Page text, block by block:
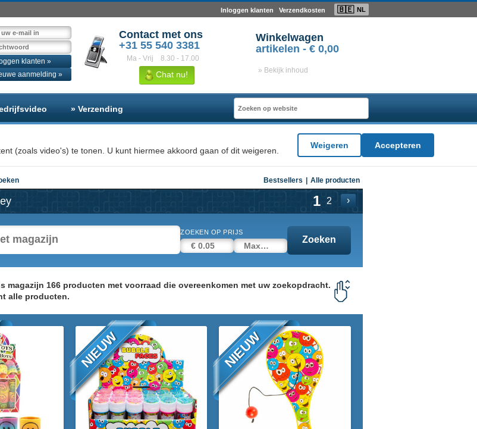
Inloggen klanten Verzendkosten 🇧🇪 NL
klanten »
aanmelding »
Contact met ons
+31 55 540 3381
Ma - Vrij 8.30 - 17.00
Chat nu!
Winkelwagen
artikelen - € 0,00
» Bekijk inhoud
» Verzending
(zoals video's) te tonen. U kunt hiermee akkoord gaan of dit weigeren.
Weigeren Accepteren
Bestsellers Alle producten
1 2 ›
ZOEKEN OP PRIJS
Zoeken
magazijn 166 producten met voorraad die overeenkomen met uw zoekopdracht.
alle producten.
NIEUW NIEUW